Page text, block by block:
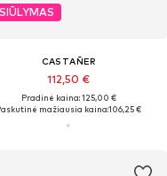
CASTAÑER
112,50 €
Pradinė kaina: 125,00 €
mažiausia kaina:106,25 €